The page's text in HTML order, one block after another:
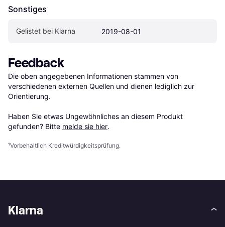
Sonstiges
Gelistet bei Klarna 2019-08-01
Feedback
Die oben angegebenen Informationen stammen von
verschiedenen externen Quellen und dienen lediglich zur
Orientierung.
Haben Sie etwas Ungewöhnliches an diesem Produkt
gefunden? Bitte melde sie hier.
¹Vorbehaltlich Kreditwürdigkeitsprüfung.
Klarna